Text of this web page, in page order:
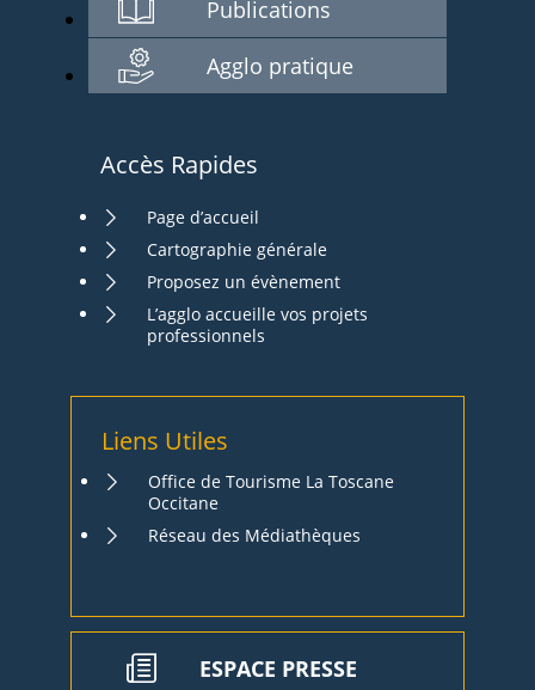
Publications
Agglo pratique
Accès Rapides
Page d’accueil
Cartographie générale
Proposez un évènement
L’agglo accueille vos projets
professionnels
Liens Utiles
Office de Tourisme La Toscane
Occitane
Réseau des Médiathèques
ESPACE PRESSE